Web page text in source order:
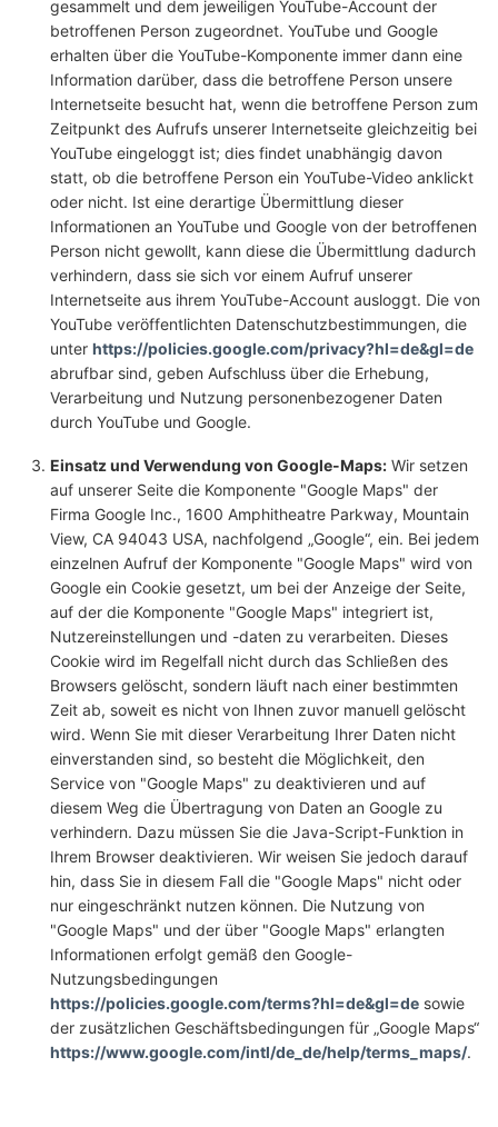
gesammelt und dem jeweiligen YouTube-Account der
betroffenen Person zugeordnet. YouTube und Google
erhalten über die YouTube-Komponente immer dann eine
Information darüber, dass die betroffene Person unsere
Internetseite besucht hat, wenn die betroffene Person zum
Zeitpunkt des Aufrufs unserer Internetseite gleichzeitig bei
YouTube eingeloggt ist; dies findet unabhängig davon
statt, ob die betroffene Person ein YouTube-Video anklickt
oder nicht. Ist eine derartige Übermittlung dieser
Informationen an YouTube und Google von der betroffenen
Person nicht gewollt, kann diese die Übermittlung dadurch
verhindern, dass sie sich vor einem Aufruf unserer
Internetseite aus ihrem YouTube-Account ausloggt. Die von
YouTube veröffentlichten Datenschutzbestimmungen, die
unter https://policies.google.com/privacy?hl=de&gl=de
abrufbar sind, geben Aufschluss über die Erhebung,
Verarbeitung und Nutzung personenbezogener Daten
durch YouTube und Google.
Einsatz und Verwendung von Google-Maps: Wir setzen
auf unserer Seite die Komponente "Google Maps" der
Firma Google Inc., 1600 Amphitheatre Parkway, Mountain
View, CA 94043 USA, nachfolgend „Google“, ein. Bei jedem
einzelnen Aufruf der Komponente "Google Maps" wird von
Google ein Cookie gesetzt, um bei der Anzeige der Seite,
auf der die Komponente "Google Maps" integriert ist,
Nutzereinstellungen und -daten zu verarbeiten. Dieses
Cookie wird im Regelfall nicht durch das Schließen des
Browsers gelöscht, sondern läuft nach einer bestimmten
Zeit ab, soweit es nicht von Ihnen zuvor manuell gelöscht
wird. Wenn Sie mit dieser Verarbeitung Ihrer Daten nicht
einverstanden sind, so besteht die Möglichkeit, den
Service von "Google Maps" zu deaktivieren und auf
diesem Weg die Übertragung von Daten an Google zu
verhindern. Dazu müssen Sie die Java-Script-Funktion in
Ihrem Browser deaktivieren. Wir weisen Sie jedoch darauf
hin, dass Sie in diesem Fall die "Google Maps" nicht oder
nur eingeschränkt nutzen können. Die Nutzung von
"Google Maps" und der über "Google Maps" erlangten
Informationen erfolgt gemäß den Google-
Nutzungsbedingungen
https://policies.google.com/terms?hl=de&gl=de sowie
der zusätzlichen Geschäftsbedingungen für „Google Maps“
https://www.google.com/intl/de_de/help/terms_maps/.